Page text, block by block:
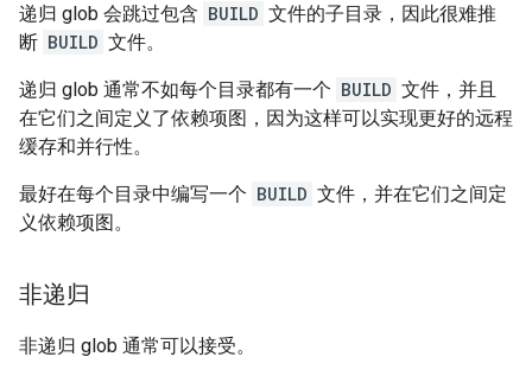
递归 glob 会跳过包含 BUILD 文件的子目录，因此很难推
断 BUILD 文件。
递归 glob 通常不如每个目录都有一个 BUILD 文件，并且
在它们之间定义了依赖项图，因为这样可以实现更好的远程
缓存和并行性。
最好在每个目录中编写一个 BUILD 文件，并在它们之间定
义依赖项图。
非递归
非递归 glob 通常可以接受。